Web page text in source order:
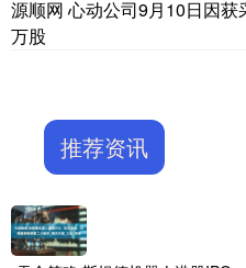
源顺网 心动公司9月10日因
万股
推荐资讯